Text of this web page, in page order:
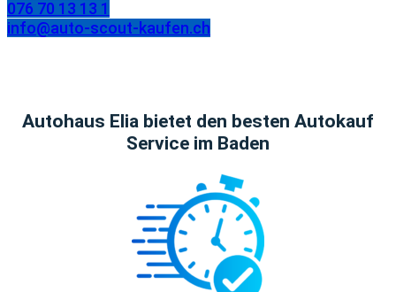
076 70 13 13 1
info@auto-scout-kaufen.ch
Autohaus Elia bietet den besten Autokauf
Service im Baden